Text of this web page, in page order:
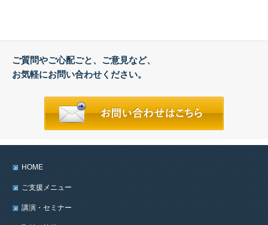
ご質問やご心配ごと、ご意見など、
お気軽にお問い合わせください。
HOME
ご支援メニュー
講演・セミナー